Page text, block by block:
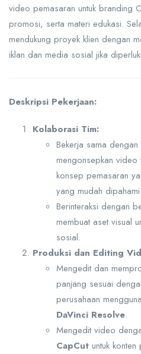
video pemasaran untuk branding
promosi, serta materi edukasi.
mendukung proyek klien dengan
iklan dan media sosial jika
Deskripsi Pekerjaan:
Kolaborasi Tim:
Bekerja sama
mengonsepkan video
konsep pemasaran
yang mudah
Berinteraksi dengan
membuat aset visual
sosial.
Produksi dan Editing
Mengedit dan
panjang sesuai
perusahaan
DaVinci Resolve.
Mengedit video
CapCut untuk